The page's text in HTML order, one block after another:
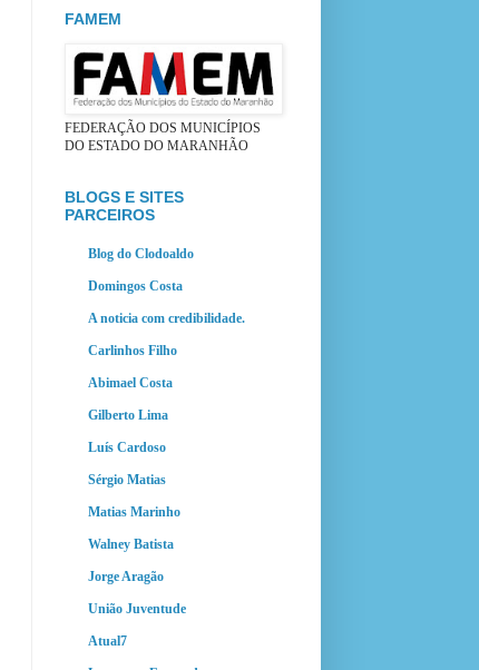
FAMEM
FEDERAÇÃO DOS MUNICÍPIOS
DO ESTADO DO MARANHÃO
BLOGS E SITES
PARCEIROS
Blog do Clodoaldo
Domingos Costa
A noticia com credibilidade.
Carlinhos Filho
Abimael Costa
Gilberto Lima
Luís Cardoso
Sérgio Matias
Matias Marinho
Walney Batista
Jorge Aragão
União Juventude
Atual7